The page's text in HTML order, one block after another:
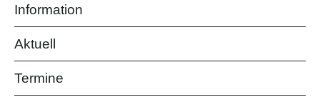
Information
Aktuell
Termine